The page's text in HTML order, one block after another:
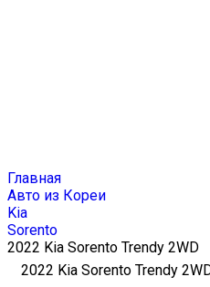
Главная
Авто из Кореи
Kia
Sorento
2022 Kia Sorento Trendy 2WD
2022 Kia Sorento Trendy